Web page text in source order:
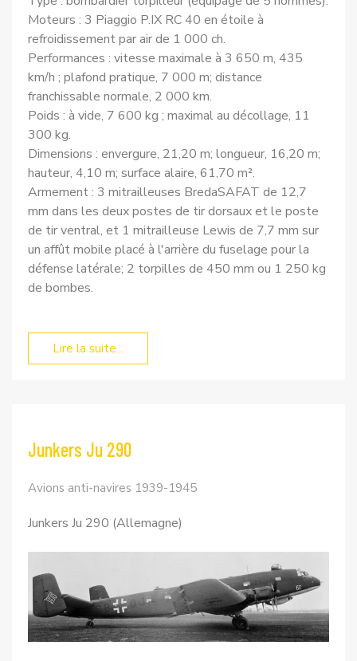
Moteurs : 3 Piaggio P.IX RC 40 en étoile à
refroidissement par air de 1 000 ch.
Performances : vitesse maximale à 3 650 m, 435
km/h ; plafond pratique, 7 000 m; distance
franchissable normale, 2 000 km.
Poids : à vide, 7 600 kg ; maximal au décollage, 11
300 kg.
Dimensions : envergure, 21,20 m; longueur, 16,20 m;
hauteur, 4,10 m; surface alaire, 61,70 m².
Armement : 3 mitrailleuses Breda­SAFAT de 12,7
mm dans les deux postes de tir dorsaux et le poste
de tir ventral, et 1 mitrailleuse Lewis de 7,7 mm sur
un affût mobile placé à l'arrière du fuselage pour la
défense latérale; 2 torpilles de 450 mm ou 1 250 kg
de bombes.
Lire la suite...
Junkers Ju 290
Avions anti-navires 1939-1945
Junkers Ju 290 (Allemagne)